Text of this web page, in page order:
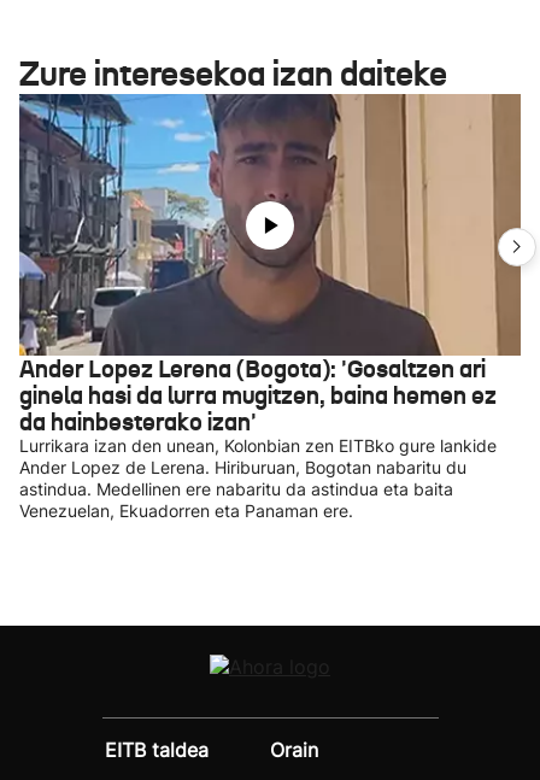
Zure interesekoa izan daiteke
Ander Lopez Lerena (Bogota): 'Gosaltzen ari
ginela hasi da lurra mugitzen, baina hemen ez
da hainbesterako izan'
Lurrikara izan den unean, Kolonbian zen EITBko gure lankide
Ander Lopez de Lerena. Hiriburuan, Bogotan nabaritu du
astindua. Medellinen ere nabaritu da astindua eta baita
Venezuelan, Ekuadorren eta Panaman ere.
EITB taldea
Orain